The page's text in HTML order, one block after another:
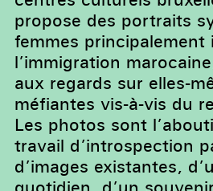
propose des portraits
femmes principalement
l’immigration
aux regards sur elles-
méfiantes vis-à-vis du
Les photos sont
travail d’introspection
d’images existantes,